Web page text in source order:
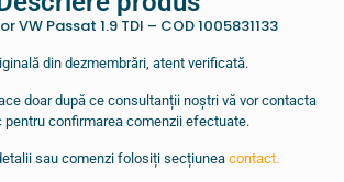
VW Passat 1.9 TDI – COD 1005831133
din dezmembrări, atent verificată.
doar după ce consultanții noștri vă vor contacta
pentru confirmarea comenzii efectuate.
sau comenzi folosiți secțiunea contact.